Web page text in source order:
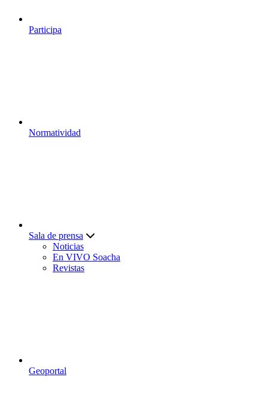
Participa
Normatividad
Sala de prensa
Noticias
En VIVO Soacha
Revistas
Geoportal